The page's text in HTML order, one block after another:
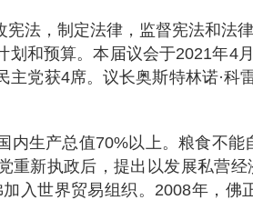
法，制定法律，监督宪法和法
和预算。本届议会于2021年4
党获4席。议长奥斯特林诺·科
内生产总值70%以上。粮食不
重新执政后，提出以发展私营
入世界贸易组织。2008年，